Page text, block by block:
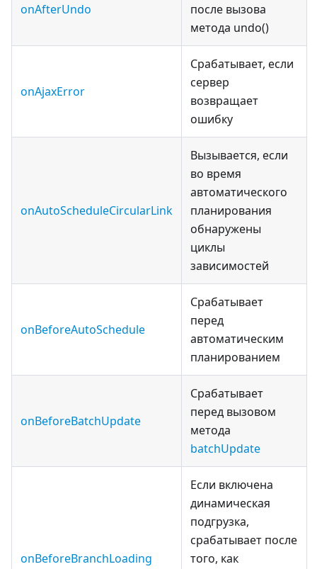
onAfterUndo
после вызова
метода undo()
onAjaxError
Срабатывает, если
сервер
возвращает
ошибку
onAutoScheduleCircularLink
Вызывается, если
во время
автоматического
планирования
обнаружены
циклы
зависимостей
onBeforeAutoSchedule
Срабатывает
перед
автоматическим
планированием
onBeforeBatchUpdate
Срабатывает
перед вызовом
метода
batchUpdate
onBeforeBranchLoading
Если включена
динамическая
подгрузка,
срабатывает после
того, как